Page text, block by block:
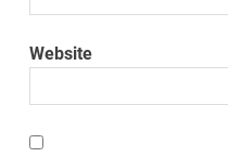
Website